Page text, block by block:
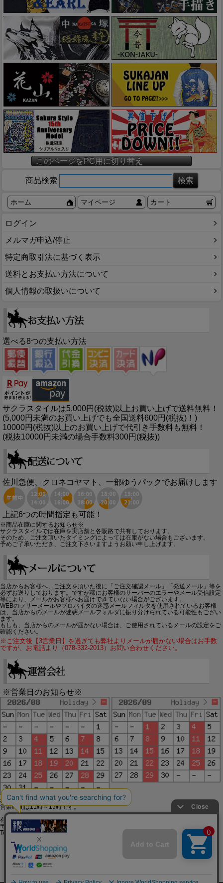
このページをPC用に切り替え
商品検索
ホーム マイページ カート
ログイン
メルマガ申込/停止
特定商取引法に基づく表示
送料とお支払い方法について
個人情報の取扱いについて
選べる8つの支払い方法
サクラスタイルは5,000円(税抜)以上お買い上げで送料無料！
(5,000円未満のお買い上げでも全国送料600円(税抜)！)
10000円(税抜)以上のお買い上げで代引き手数料も無料！
(税抜10000円未満の場合手数料300円(税抜))
佐川急便、クロネコヤマト、一部ゆうパックでお届けします
上記6つの時間指定も可能！
※商品在庫に関するお知らせ※
サクラスタイルでは在庫を実店舗と各販路で共有しております。
そのため、ご注文頂いたタイミングによっては在庫がない場合もございます。
予めご了承いただき、ご注文下さいますようお願い申し上げます。
当店からお客様へ、ご注文を頂いた後に「ご注文確認メール」「発送メール」等を
必ずお送りしております。ですが稀にお客様のサーバーのエラーやメール受信設定
等により、メールがお客様へお届けできていない場合がございます。
WEBのフリーメールやプロバイダの迷惑メールフィルタを使用されているお客様
は、当店からのメールが迷惑メールフォルダに振り分けられている可能性もござい
ます。
もしも、当店からのメールが届かない場合は、ご使用されているメールの設定をご
確認ください。
※ご注文後【3営業日】を過ぎても弊社よりメールが届かない場合はお手数
ですが、お電話より（078-332-2013）お問い合わせください。
※営業日のお知らせ※
赤字で塗られた日は配送定休日です。
営業時間は11時～19時です。
有限会社ジップジップ SakuraStyle通販事業部
〒650-0021 神戸市中央区三宮町3-9-19イトウビル1,4F
Tel:078-332-2013 FAX:078-333-6644
SSL/TLSとは?